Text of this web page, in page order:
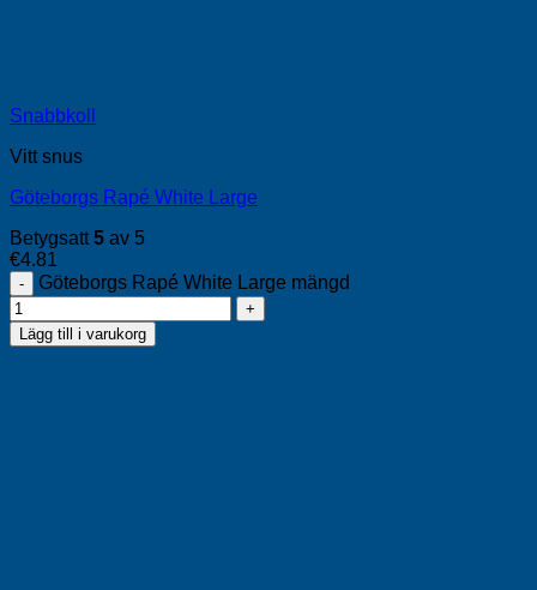
Snabbkoll
Vitt snus
Göteborgs Rapé White Large
Betygsatt5 av 5
€4.81
Göteborgs Rapé White Large mängd
Lägg till i varukorg